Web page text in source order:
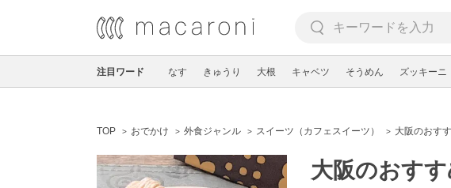
注目ワード なす きゅうり 大根 キャベツ そうめん ズッキーニ
TOP おでかけ 外食ジャンル スイーツ（カフェスイーツ） 大阪のおす
大阪のおす